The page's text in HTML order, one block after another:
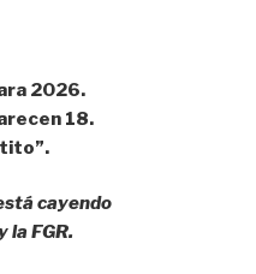
2026.
18.
cayendo
la FGR.